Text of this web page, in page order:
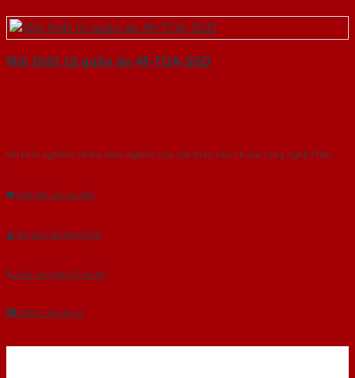
Nội thất tủ quần áo 49-TQA-SGD
Với kinh nghiệm nhiêu năm nghiên cứu cửa theo tiêu chuẩn công nghệ Châu
Gửi yêu cầu tư vấn
Tải báo giá tổng hợp
Yêu cầu gọi lại (3 phút)
Dành cho đại lý